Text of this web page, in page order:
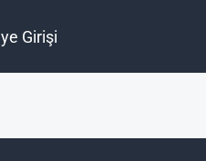
Girişi